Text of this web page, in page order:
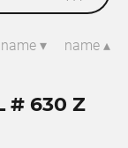
name ▾ name ▴
# 630 Z